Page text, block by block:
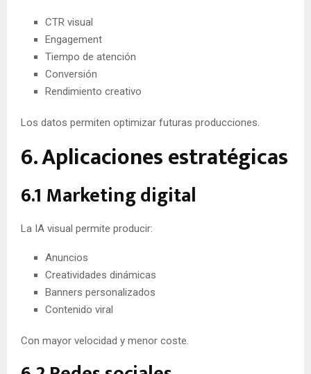
CTR visual
Engagement
Tiempo de atención
Conversión
Rendimiento creativo
Los datos permiten optimizar futuras producciones.
6. Aplicaciones estratégicas
6.1 Marketing digital
La IA visual permite producir:
Anuncios
Creatividades dinámicas
Banners personalizados
Contenido viral
Con mayor velocidad y menor coste.